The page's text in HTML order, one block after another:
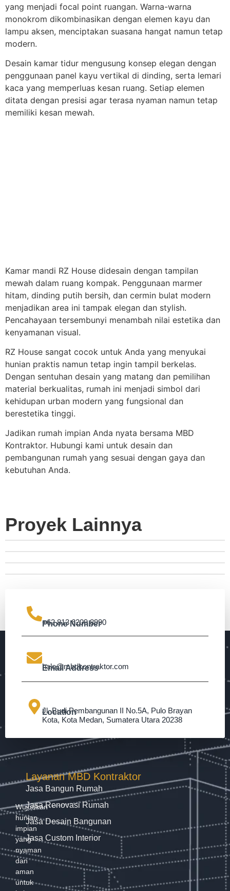
yang menjadi focal point ruangan. Warna-warna
monokrom dikombinasikan dengan elemen kayu dan
lampu aksen, menciptakan suasana hangat namun tetap
modern.
Desain kamar tidur mengusung konsep elegan dengan
penggunaan panel kayu vertikal di dinding, serta lemari
kaca yang memperluas kesan ruang. Setiap elemen
ditata dengan presisi agar terasa nyaman namun tetap
memiliki kesan mewah.
Kamar mandi RZ House didesain dengan tampilan
mewah dalam ruang kompak. Penggunaan marmer
hitam, dinding putih bersih, dan cermin bulat modern
menjadikan area ini tampak elegan dan stylish.
Pencahayaan tersembunyi menambah nilai estetika dan
kenyamanan visual.
RZ House sangat cocok untuk Anda yang menyukai
hunian praktis namun tetap ingin tampil berkelas.
Dengan sentuhan desain yang matang dan pemilihan
material berkualitas, rumah ini menjadi simbol dari
kehidupan urban modern yang fungsional dan
berestetika tinggi.
Jadikan rumah impian Anda nyata bersama MBD
Kontraktor. Hubungi kami untuk desain dan
pembangunan rumah yang sesuai dengan gaya dan
kebutuhan Anda.
Proyek Lainnya
Phone Number
+62 813 6209 8990
Email Address
halo@mbdkontraktor.com
Location
Jl. Budi Pembangunan II No.5A, Pulo Brayan
Kota, Kota Medan, Sumatera Utara 20238
Wujudkan
hunian
impian
yang
nyaman
dan
aman
untuk
Layanan MBD Kontraktor
Jasa Bangun Rumah
Jasa Renovasi Rumah
Jasa Desain Bangunan
Jasa Custom Interior